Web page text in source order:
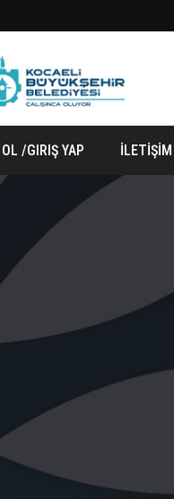
/GIRIŞ YAP İLETİŞİM